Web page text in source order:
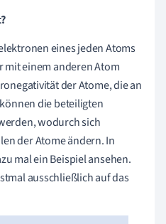
eines jeden Atoms
mit einem anderen Atom
der Atome, die an
die beteiligten
wodurch sich
der Atome ändern. In
mal ein Beispiel ansehen.
ausschließlich auf das